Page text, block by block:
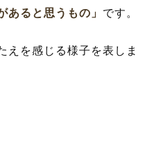
あると思うもの」 です。
えを感じる様子を表しま